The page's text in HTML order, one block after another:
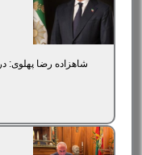
شاهزاده رضا پهلوی: